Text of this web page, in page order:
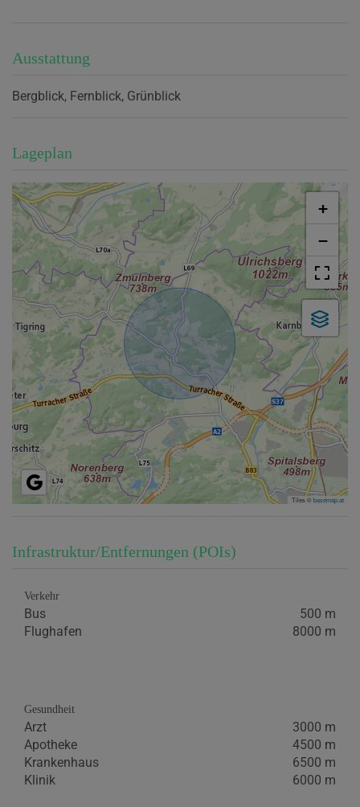
Ausstattung
Bergblick Fernblick Grünblick
Lageplan
+
−
Tiles ©basemap.at
Infrastruktur/Entfernungen (POIs)
Verkehr
Bus
500 m
Flughafen
8000 m
Gesundheit
Arzt
3000 m
Apotheke
4500 m
Krankenhaus
6500 m
Klinik
6000 m